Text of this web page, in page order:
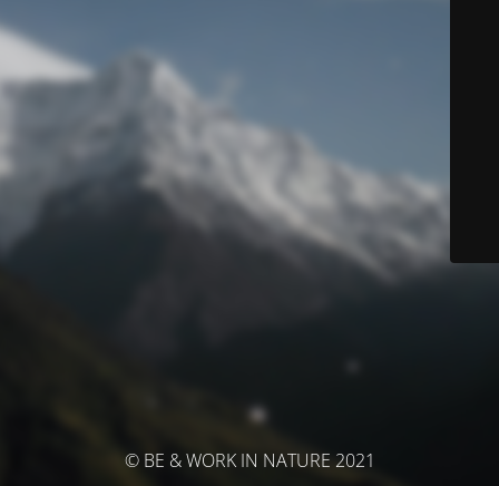
© BE & WORK IN NATURE 2021